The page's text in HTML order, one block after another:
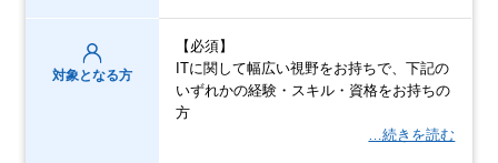
対象となる方
【必須】
ITに関して幅広い視野をお持ちで、下記の
いずれかの経験・スキル・資格をお持ちの
方
…続きを読む